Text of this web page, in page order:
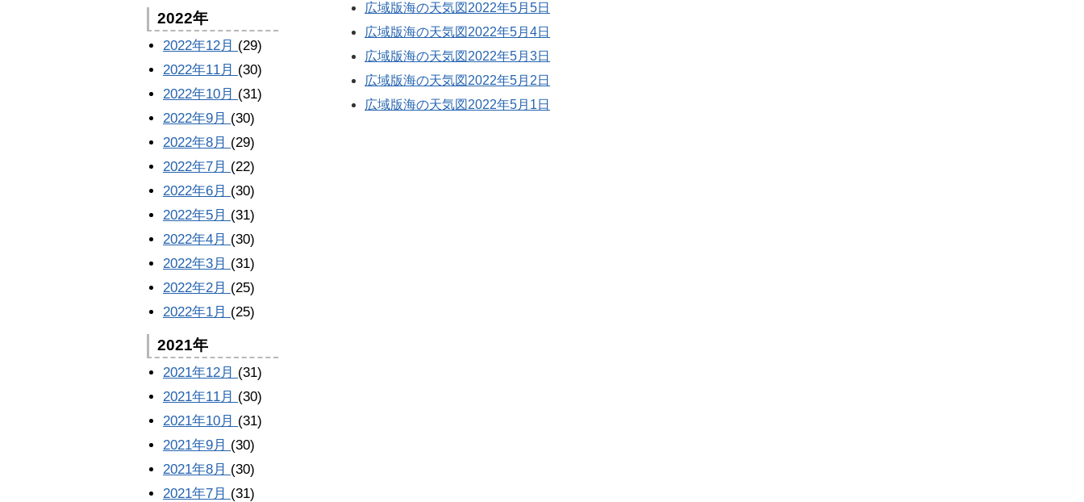
広域版海の天気図2022年5月5日
広域版海の天気図2022年5月4日
広域版海の天気図2022年5月3日
広域版海の天気図2022年5月2日
広域版海の天気図2022年5月1日
2022年
2022年12月 (29)
2022年11月 (30)
2022年10月 (31)
2022年9月 (30)
2022年8月 (29)
2022年7月 (22)
2022年6月 (30)
2022年5月 (31)
2022年4月 (30)
2022年3月 (31)
2022年2月 (25)
2022年1月 (25)
2021年
2021年12月 (31)
2021年11月 (30)
2021年10月 (31)
2021年9月 (30)
2021年8月 (30)
2021年7月 (31)